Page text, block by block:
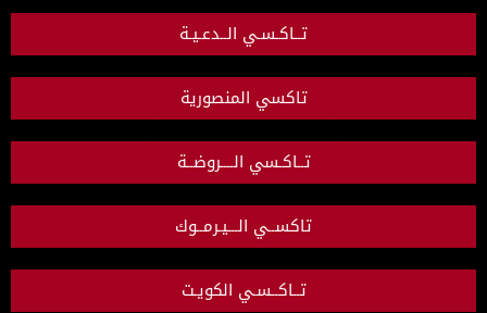
تــاكـسـي الــدعـيـة
تاكسي المنصورية
تــاكـسي الــــروضــة
تاكســي الـــيـرمــوك
تــاكــسـي الكويـت